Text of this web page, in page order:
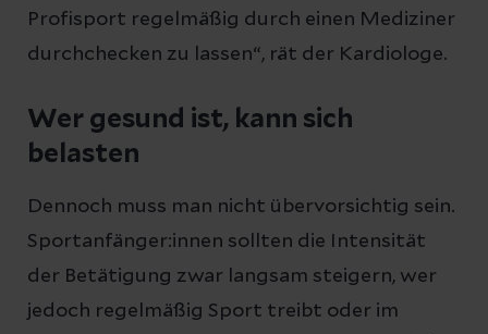
Profisport regelmäßig durch einen Mediziner
durchchecken zu lassen“, rät der Kardiologe.
Wer gesund ist, kann sich
belasten
Dennoch muss man nicht übervorsichtig sein.
Sportanfänger:innen sollten die Intensität
der Betätigung zwar langsam steigern, wer
jedoch regelmäßig Sport treibt oder im